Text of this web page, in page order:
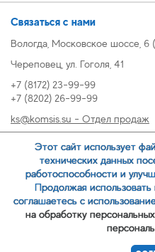
Связаться с нами
Вологда, Московское шоссе,
Череповец, ул. Гоголя, 41
+7 (8172) 23-99-99
+7 (8202) 26-99-99
ks@komsis.su - Отдел продаж
oz@komsis.su - Отдел закупок
ЗАКАЗАТЬ ЗВОНОК
Этот сайт использует
технических данных
работоспособности и
Продолжая
соглашаетесь с
на обработку